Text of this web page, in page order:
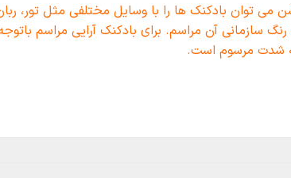
توان بادکنک ها را با وسایل مختلفی مثل تور،
سازمانی آن مراسم. برای بادکنک آرایی مراسم
شدت مرسوم است.